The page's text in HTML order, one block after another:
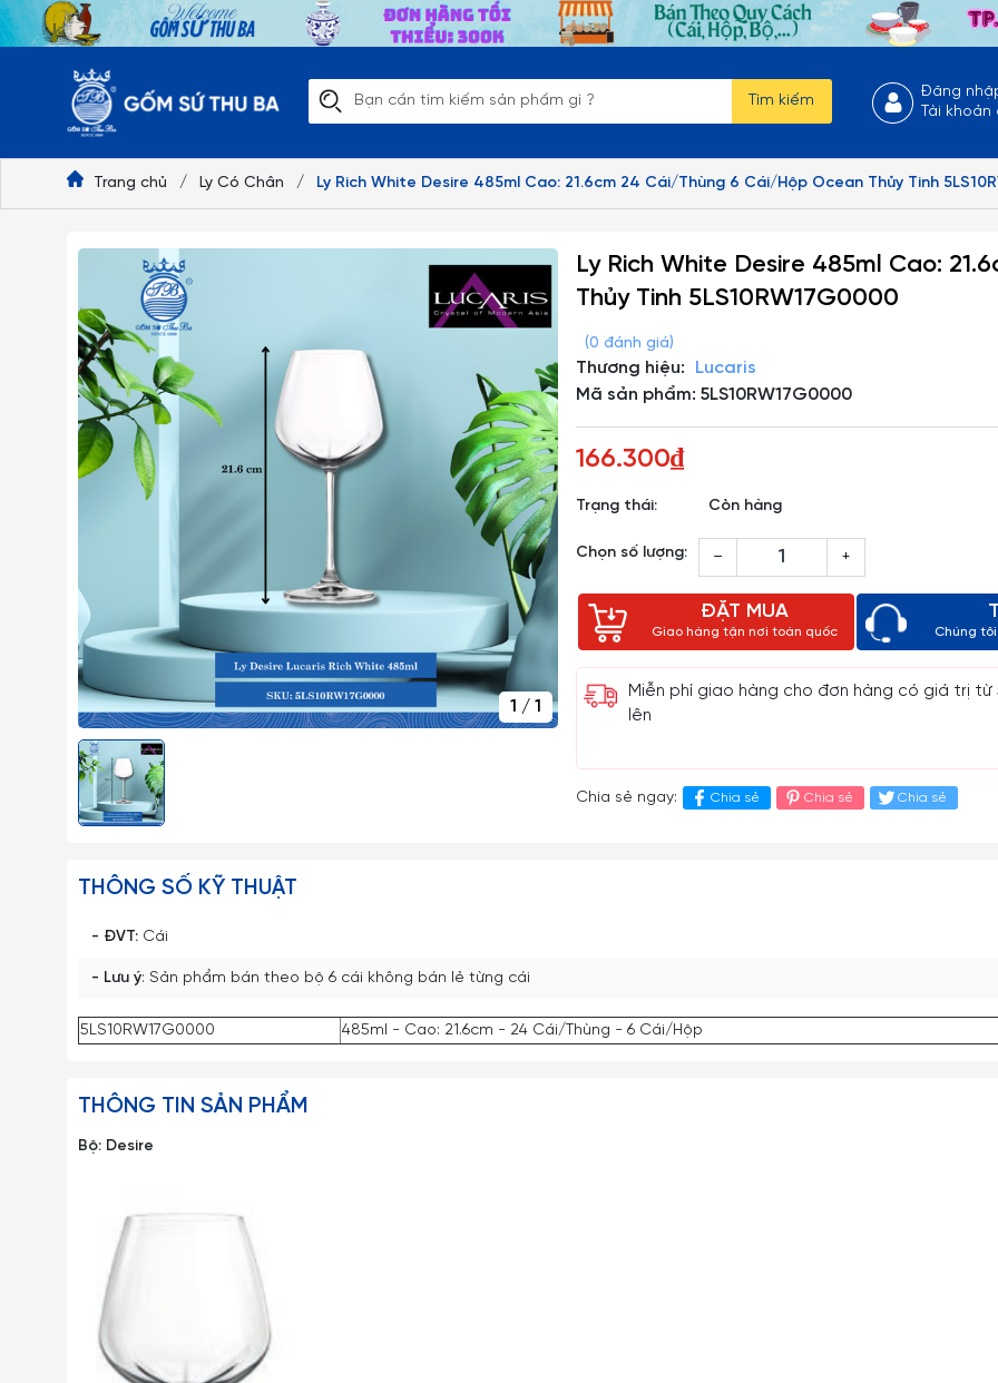
Tìm kiếm
Đăng
Tài khoản
Trang chủ / Ly Có Chân / Ly Rich White Desire 485ml Cao: 21.6cm 24 Cái/Thùng 6 Cái/Hộp Ocean Thủy Tinh
1 /1
Ly Rich White Desire 485ml Cao:
Thủy Tinh 5LS10RW17G0000
(0 đánh giá)
Thương hiệu:
Lucaris
Mã sản phẩm: 5LS10RW17G0000
166.300₫
Trạng thái: Còn hàng
Chọn số lượng: – +
ĐẶT MUA
Giao hàng tận nơi toàn quốc Chúng
Miễn phí giao hàng cho đơn hàng có giá trị
lên
Chia sẻ ngay: Chia sẻ Chia sẻ Chia sẻ
THÔNG SỐ KỸ THUẬT
- ĐVT: Cái
- Lưu ý: Sản phẩm bán theo bộ 6 cái không bán lẻ từng cái
5LS10RW17G0000 485ml - Cao: 21.6cm - 24 Cái/Thùng - 6 Cái/Hộp
THÔNG TIN SẢN PHẨM
Bộ: Desire